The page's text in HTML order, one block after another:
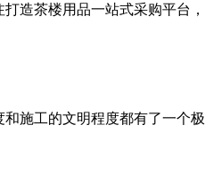
造茶楼用品一站式采购平台，
施工的文明程度都有了一个极